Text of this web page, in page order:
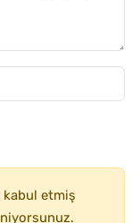
kabul etmiş